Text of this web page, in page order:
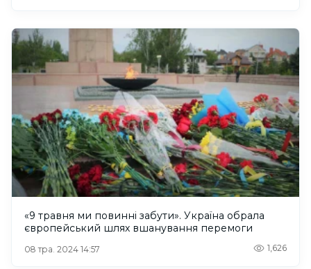
«9 травня ми повинні забути». Україна обрала
європейський шлях вшанування перемоги
08 тра. 2024 14:57 1,626